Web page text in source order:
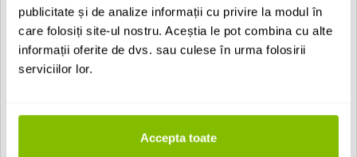
publicitate și de analize informații cu privire la modul în
care folosiți site-ul nostru. Aceștia le pot combina cu alte
informații oferite de dvs. sau culese în urma folosirii
serviciilor lor.
Accepta toate
butoane impreuna cu o claviatura prevazuta cu 49 de clape
sensibile la viteze semi-grele cu care poti extinde clapa la gama
completa melodica si sa redai linii de bass, linii melodice sau
acorduri muzicale cu usurinta.
- 61 de clape semi-grele cu aftertouch
- 16 pad-uri velocity-sensitive iluminate RGB
- 16 potentiometre si 48 butoane cu functii ce se pot atribui